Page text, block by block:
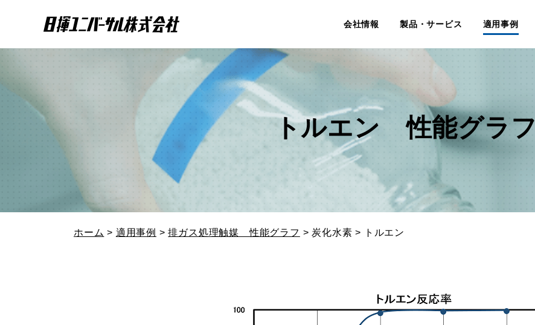
会社情報 製品・サービス 適用事例
トルエン 性能グラフ
ホーム > 適用事例 >排ガス処理触媒 性能グラフ > 炭化水素 > トルエン